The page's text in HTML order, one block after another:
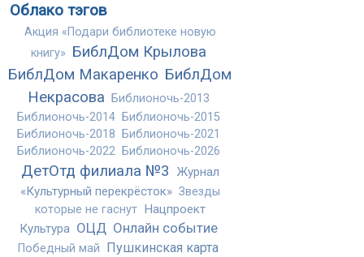
Облако тэгов
Акция «Подари библиотеке новую
книгу» БиблДом Крылова
БиблДом Макаренко БиблДом
Некрасова
Библионочь-2013
Библионочь-2014
Библионочь-2015
Библионочь-2018
Библионочь-2021
Библионочь-2022
Библионочь-2026
ДетОтд филиала №3
Журнал
«Культурный перекрёсток» Звезды
которые не гаснут Нацпроект
Культура ОЦД Онлайн событие
Победный май Пушкинская карта